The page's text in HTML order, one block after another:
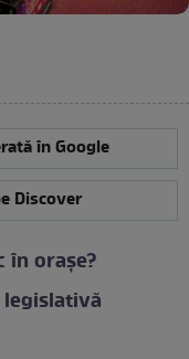
în Google
Discover
în orașe?